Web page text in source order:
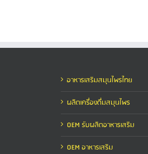
อาหารเสริมสมุนไพรไทย
ผลิตเครื่องดื่มสมุนไพร
OEM รับผลิตอาหารเสริม
OEM อาหารเสริม